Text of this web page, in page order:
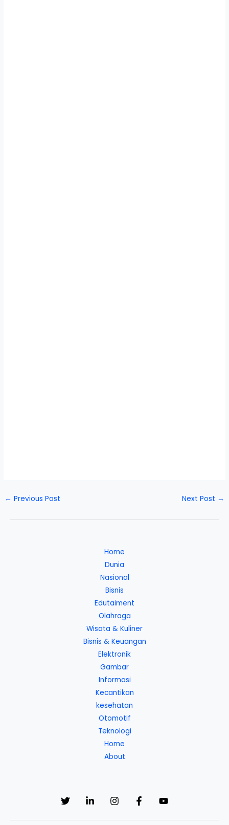
← Previous Post Next Post →
Home
Dunia
Nasional
Bisnis
Edutaiment
Olahraga
Wisata & Kuliner
Bisnis & Keuangan
Elektronik
Gambar
Informasi
Kecantikan
kesehatan
Otomotif
Teknologi
Home
About